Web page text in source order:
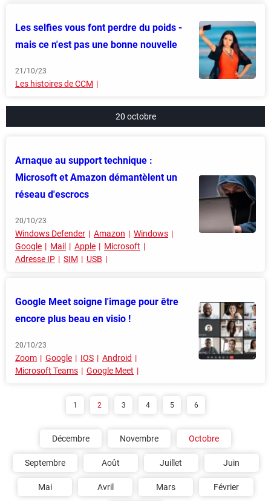
Les selfies vous font perdre du poids -
mais ce n'est pas une bonne nouvelle
21/10/23
Les histoires de CCM
20 octobre
Arnaque au support technique :
Microsoft et Amazon démantèlent un
réseau d'escrocs
20/10/23
Windows Defender Amazon
Windows
Google
Mail Apple
Microsoft
Adresse IP
SIM USB
Google Meet soigne l'image pour être
encore plus beau en visio !
20/10/23
Zoom Google IOS
Android
Microsoft Teams
Google Meet
1 2 3 4 5 6
Décembre Novembre Octobre
Septembre Août Juillet Juin
Mai Avril Mars Février